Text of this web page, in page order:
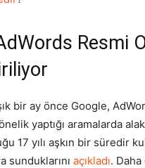
Resmi
bir ay önce Google,
yaptığı aramalarda
17 yılı aşkın bir süredir
sunduklarını açıkladı.